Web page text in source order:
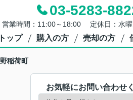
03-5283-
営業時間：11:00～18:00 定休日：水曜
ップ 購入の方 売却の方
稲荷町
お気軽にお問い合わせ